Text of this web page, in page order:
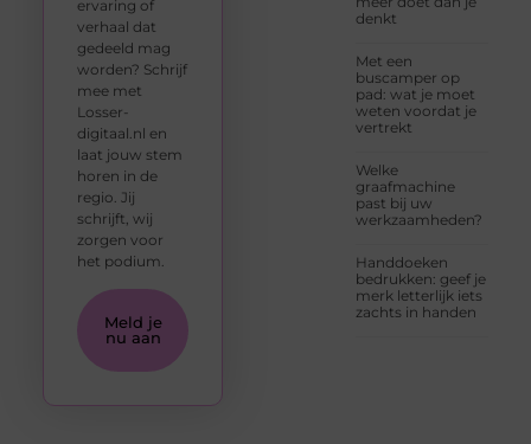
denkt
Met een
buscamper op
pad: wat je moet
weten voordat je
vertrekt
Welke
graafmachine
past bij uw
werkzaamheden?
Handdoeken
bedrukken: geef je
merk letterlijk iets
zachts in handen
ervaring of
verhaal dat
gedeeld mag
worden? Schrijf
mee met
Losser-
digitaal.nl en
laat jouw stem
horen in de
regio. Jij
schrijft, wij
zorgen voor
het podium.
Meld je
nu aan